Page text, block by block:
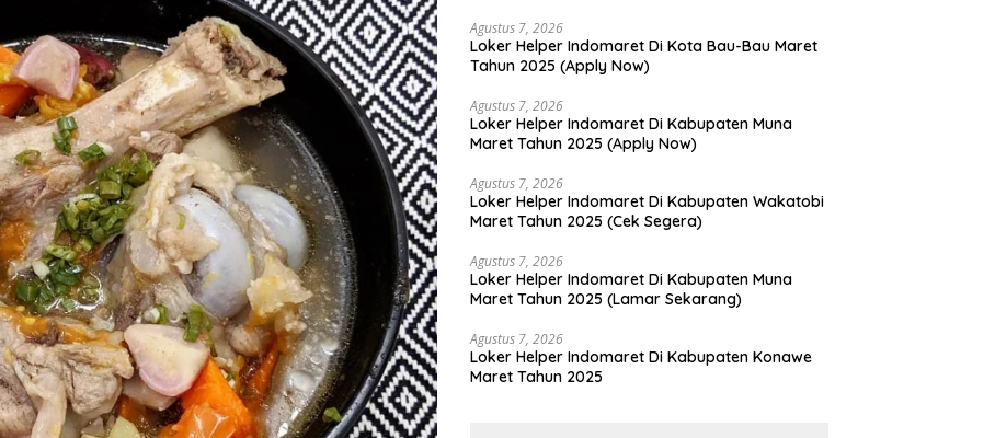
Agustus 7, 2026
Loker Helper Indomaret Di Kota Bau-Bau Maret
Tahun 2025 (Apply Now)
Agustus 7, 2026
Loker Helper Indomaret Di Kabupaten Muna
Maret Tahun 2025 (Apply Now)
Agustus 7, 2026
Loker Helper Indomaret Di Kabupaten Wakatobi
Maret Tahun 2025 (Cek Segera)
Agustus 7, 2026
Loker Helper Indomaret Di Kabupaten Muna
Maret Tahun 2025 (Lamar Sekarang)
Agustus 7, 2026
Loker Helper Indomaret Di Kabupaten Konawe
Maret Tahun 2025